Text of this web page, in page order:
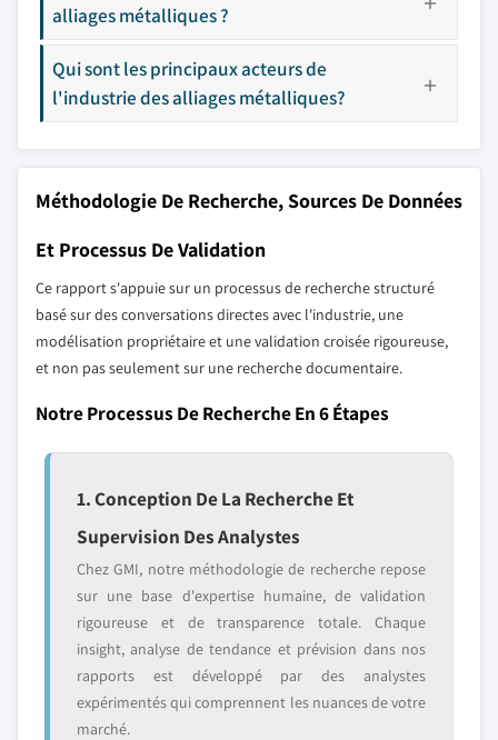
alliages métalliques ?
Qui sont les principaux acteurs de
l'industrie des alliages métalliques?
Méthodologie De Recherche, Sources De Données
Et Processus De Validation
Ce rapport s'appuie sur un processus de recherche structuré
basé sur des conversations directes avec l'industrie, une
modélisation propriétaire et une validation croisée rigoureuse,
et non pas seulement sur une recherche documentaire.
Notre Processus De Recherche En 6 Étapes
1. Conception De La Recherche Et
Supervision Des Analystes
Chez GMI, notre méthodologie de recherche repose
sur une base d'expertise humaine, de validation
rigoureuse et de transparence totale. Chaque
insight, analyse de tendance et prévision dans nos
rapports est développé par des analystes
expérimentés qui comprennent les nuances de votre
marché.